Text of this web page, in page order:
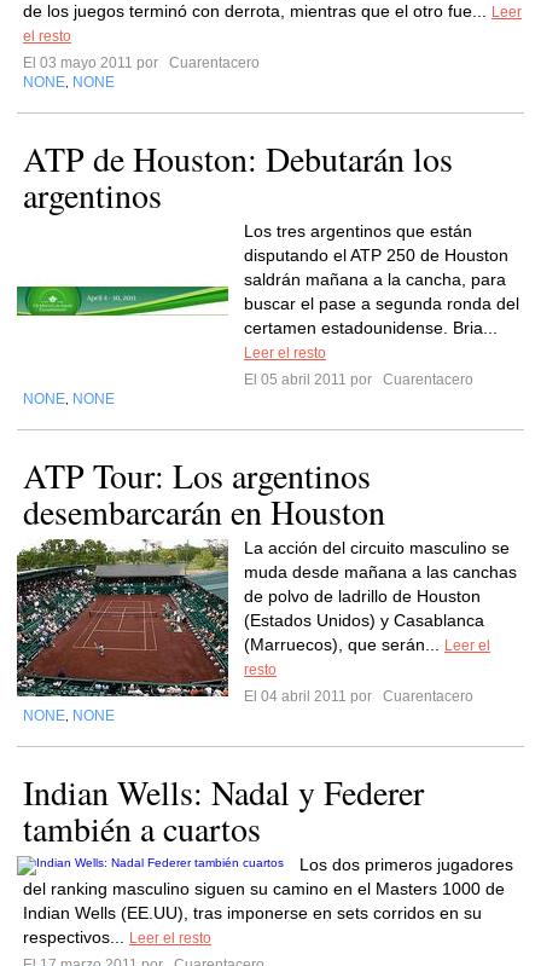
de los juegos terminó con derrota, mientras que el otro fue...
Leer
el resto
El 03 mayo 2011 por
Cuarentacero
NONE NONE
ATP de Houston: Debutarán los
argentinos
Los tres argentinos que están
disputando el ATP 250 de Houston
saldrán mañana a la cancha, para
buscar el pase a segunda ronda del
certamen estadounidense. Bria...
Leer el resto
El 05 abril 2011 por
Cuarentacero
NONE NONE
ATP Tour: Los argentinos
desembarcarán en Houston
La acción del circuito masculino se
muda desde mañana a las canchas
de polvo de ladrillo de Houston
(Estados Unidos) y Casablanca
(Marruecos), que serán...
Leer el
resto
El 04 abril 2011 por
Cuarentacero
NONE NONE
Indian Wells: Nadal y Federer
también a cuartos
Los dos primeros jugadores
del ranking masculino siguen su camino en el Masters 1000 de
Indian Wells (EE.UU), tras imponerse en sets corridos en su
respectivos...
Leer el resto